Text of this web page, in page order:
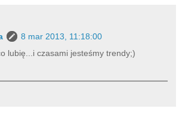
8 mar 2013, 11:18:00
lubię...i czasami jesteśmy trendy;)